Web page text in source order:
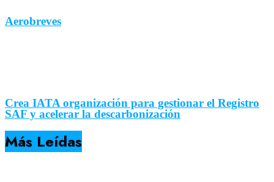
Aerobreves
Crea IATA organización para gestionar el Registro
SAF y acelerar la descarbonización
Más Leídas